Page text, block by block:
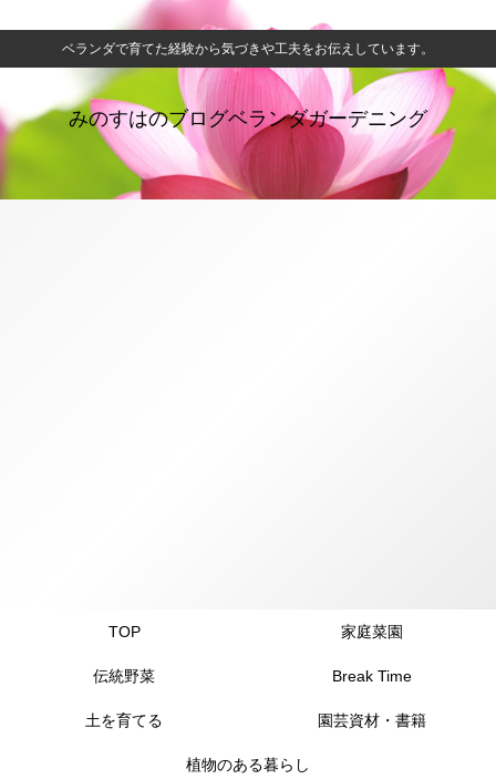
ベランダで育てた経験から気づきや工夫をお伝えしています。
みのすはのブログベランダガーデニング
TOP 家庭菜園
伝統野菜 Break Time
土を育てる 園芸資材・書籍
植物のある暮らし